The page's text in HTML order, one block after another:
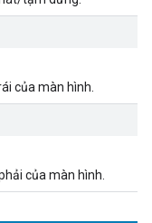
của màn hình.
của màn hình.